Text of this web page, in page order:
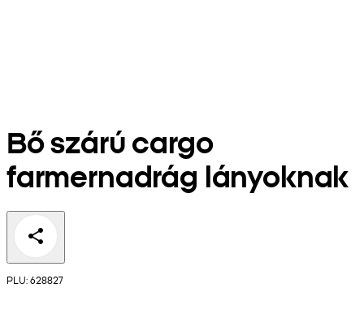
Bő szárú cargo
farmernadrág lányoknak
PLU: 628827